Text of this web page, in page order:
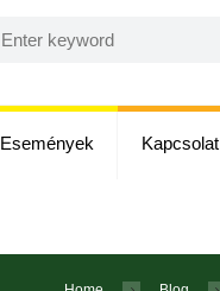
Események Kapcsolat